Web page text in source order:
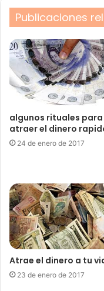
Publicaciones
algunos rituales para
atraer el dinero
24 de enero de 2017
Atrae el dinero a tu
23 de enero de 2017